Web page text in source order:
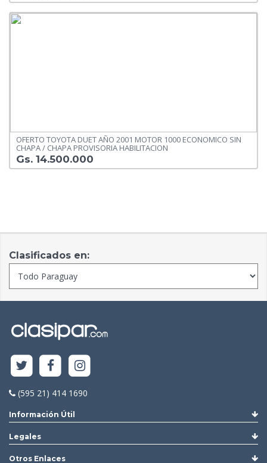
OFERTO TOYOTA DUET AÑO 2001 MOTOR 1000 ECONOMICO SIN
CHAPA / CHAPA PROVISORIA HABILITACION
Gs. 14.500.000
Clasificados en:
(595 21) 414 1690
Información Útil
Legales
Otros Enlaces